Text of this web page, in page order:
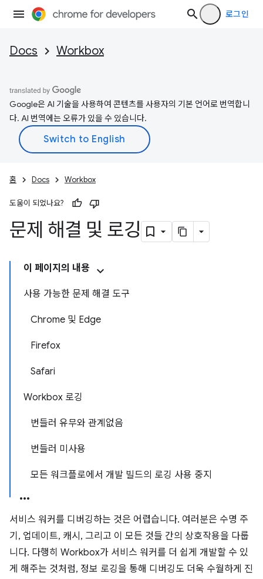
로그인
Docs Workbox
Google은 AI 기술을 사용하여 콘텐츠를 사용자의 기본 언어로 번역합니
다. AI 번역에는 오류가 있을 수 있습니다.
홈 Docs Workbox
도움이 되었나요?
문제 해결 및 로깅
이 페이지의 내용
사용 가능한 문제 해결 도구
Chrome 및 Edge
Firefox
Safari
Workbox 로깅
번들러 유무와 관계없음
번들러 미사용
모든 워크플로에서 개발 빌드의 로깅 사용 중지
서비스 워커를 디버깅하는 것은 어렵습니다. 여러분은 수명 주
기, 업데이트, 캐시, 그리고 이 모든 것들 간의 상호작용을 다룹
니다. 다행히 Workbox가 서비스 워커를 더 쉽게 개발할 수 있
게 해주는 것처럼, 정보 로깅을 통해 디버깅도 더욱 수월하게 진